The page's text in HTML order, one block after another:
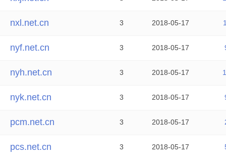
nxl.net.cn 3 2018-05-17
nyf.net.cn 3 2018-05-17
nyh.net.cn 3 2018-05-17
nyk.net.cn 3 2018-05-17
pcm.net.cn 3 2018-05-17
pcs.net.cn 3 2018-05-17